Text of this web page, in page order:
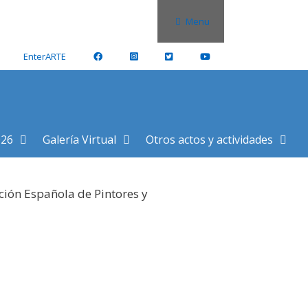
Menu
EnterARTE
Galería Virtual Otros actos y actividades
Española de Pintores y